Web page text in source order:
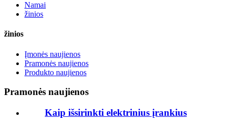
Namai
žinios
žinios
Įmonės naujienos
Pramonės naujienos
Produkto naujienos
Pramonės naujienos
Kaip išsirinkti elektrinius įrankius